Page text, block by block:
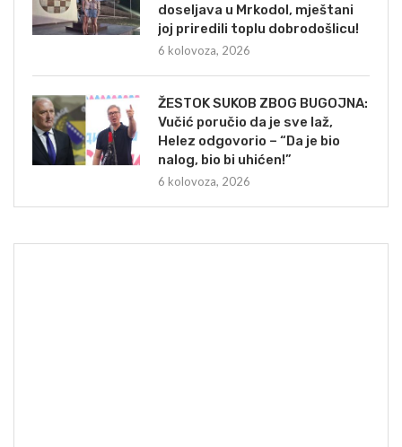
doseljava u Mrkodol, mještani
joj priredili toplu dobrodošlicu!
6 kolovoza, 2026
ŽESTOK SUKOB ZBOG BUGOJNA:
Vučić poručio da je sve laž,
Helez odgovorio – “Da je bio
nalog, bio bi uhićen!”
6 kolovoza, 2026